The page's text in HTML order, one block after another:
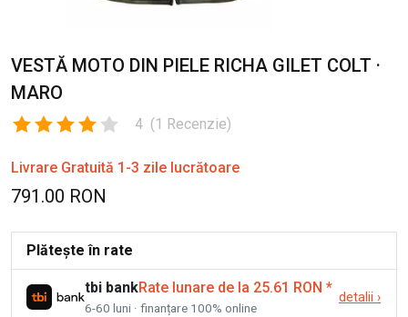
VESTĂ MOTO DIN PIELE RICHA GILET COLT ·
MARO
4 (1 Recenzie)
Livrare Gratuită 1-3 zile lucrătoare
791.00 RON
Plătește în rate
tbi bankRate lunare de la 25.61 RON *
6-60 luni · finanțare 100% online
detalii ›